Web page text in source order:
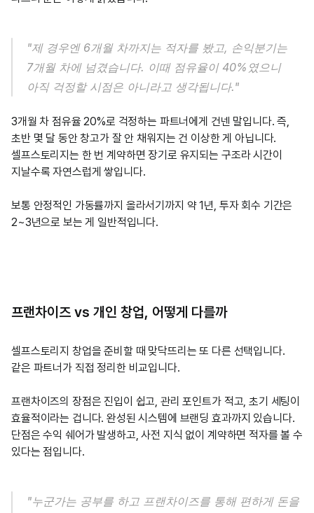
"제 경우엔 6개월 차까지는 적자를 봤고, 손익분기는
7개월 차에 넘겼습니다. 이때 점유율이 40%였으니
아직 걱정할 시점은 아니라고 생각됩니다."
3개월 차 점유율 20%로 걱정하는 파트너에게 건넨 말입니다. 즉,
초반 몇 달 동안 창고가 잘 안 채워지는 건 이상한 게 아닙니다.
셀프스토리지는 한 번 계약하면 장기로 유지되는 구조라 시간이
지날수록 자연스럽게 쌓입니다.
보통 안정적인 가동률까지 올라서기까지 약 1년, 투자 회수 기간은
2~3년으로 보는 게 일반적입니다.
프랜차이즈 vs 개인 창업, 어떻게 다를까
셀프스토리지 창업을 준비할 때 맞닥뜨리는 또 다른 선택입니다.
같은 파트너가 직접 정리한 비교입니다.
프랜차이즈의 장점은 진입이 쉽고, 관리 포인트가 적고, 초기 세팅이
효율적이라는 겁니다. 완성된 시스템에 브랜딩 효과까지 있습니다.
단점은 수익 쉐어가 발생하고, 사전 지식 없이 계약하면 적자를 볼 수
있다는 점입니다.
"누군가는 공부를 하고 프랜차이즈를 통해 편하게 돈을